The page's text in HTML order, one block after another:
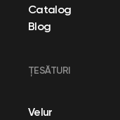
Catalog
Blog
ȚESĂTURI
Velur